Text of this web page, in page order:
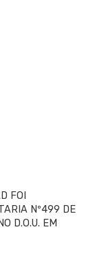
FOI
Nº499 DE
D.O.U. EM